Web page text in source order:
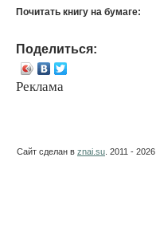
Почитать книгу на бумаге:
Поделиться:
Реклама
Сайт сделан в znai.su . 2011 - 2026